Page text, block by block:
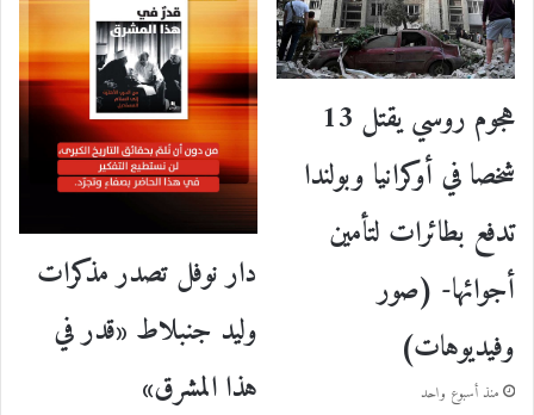
هجوم روسي يقتل 13
شخصا في أوكرانيا وبولندا
تدفع بطائرات لتأمين
أجوائها- (صور
وفيديوهات)
منذ أسبوع واحد
دار نوفل تصدر مذكرات
وليد جنبلاط «قدر في
هذا المشرق»